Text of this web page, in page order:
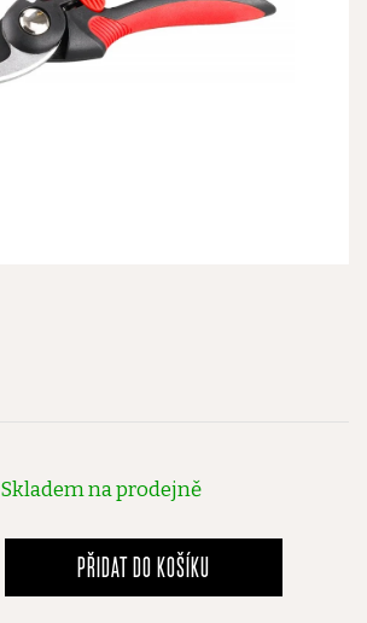
Skladem na prodejně
PŘIDAT DO KOŠÍKU